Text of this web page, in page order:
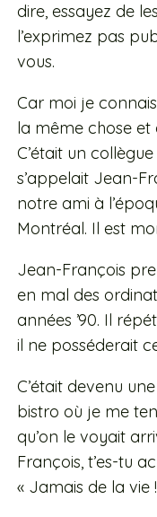
dire, essayez de
l’exprimez pas
vous.
Car moi je
la même chose et
C’était un
s’appelait Jean-
notre ami à
Montréal. Il est
Jean-François
en mal des
années ’90. Il
il ne posséderait
C’était devenu
bistro où je me
qu’on le voyait
François, t’es-tu
« Jamais de la vie